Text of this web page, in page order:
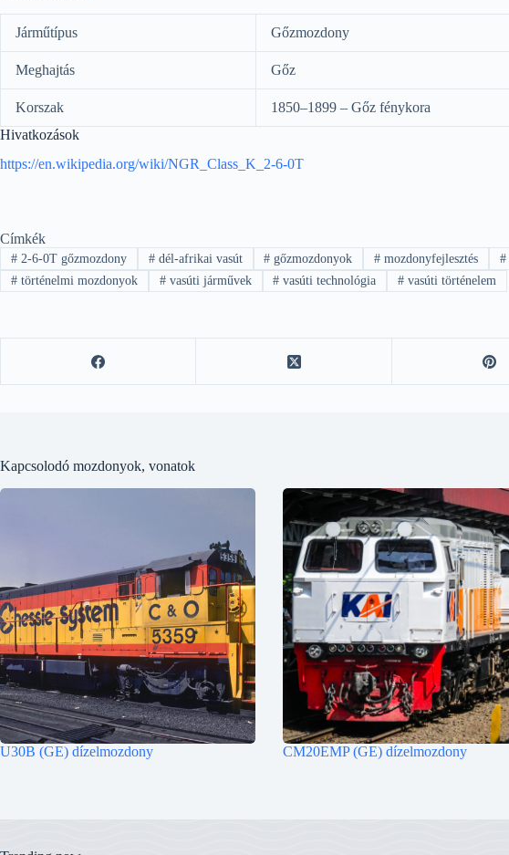
Járműtípus Gőzmozdony
Meghajtás Gőz
Korszak
1850–1899 – Gőz fénykora
Hivatkozások
https://en.wikipedia.org/wiki/NGR_Class_K_2-6-0T
Címkék
#2-6-0T gőzmozdony #dél-afrikai vasút # gőzmozdonyok # mozdonyfejlesztés #
#történelmi mozdonyok #vasúti járművek # vasúti technológia # vasúti történelem
Kapcsolodó mozdonyok, vonatok
U30B (GE) dízelmozdony CM20EMP (GE) dízelmozdony